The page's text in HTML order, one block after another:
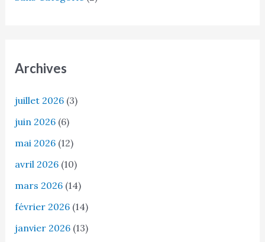
Archives
juillet 2026(3)
juin 2026(6)
mai 2026(12)
avril 2026(10)
mars 2026(14)
février 2026(14)
janvier 2026(13)